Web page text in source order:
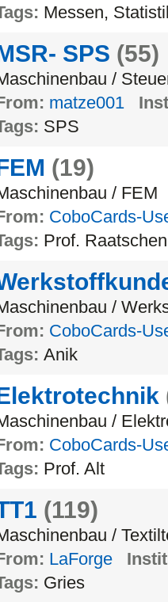
Messen,
SPS (55)
/
matze001
SPS
(19)
/ FEM
CoboCards-
Prof. Raatschen
/
CoboCards-
Anik
/
CoboCards-
Prof. Alt
(119)
/
LaForge
Gries